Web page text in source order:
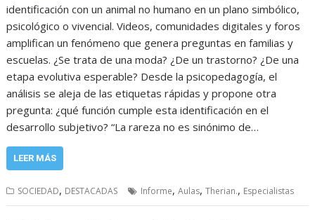
identificación con un animal no humano en un plano simbólico,
psicológico o vivencial. Videos, comunidades digitales y foros
amplifican un fenómeno que genera preguntas en familias y
escuelas. ¿Se trata de una moda? ¿De un trastorno? ¿De una
etapa evolutiva esperable? Desde la psicopedagogía, el
análisis se aleja de las etiquetas rápidas y propone otra
pregunta: ¿qué función cumple esta identificación en el
desarrollo subjetivo? “La rareza no es sinónimo de…
LEER MÁS
SOCIEDAD, DESTACADAS Informe,Aulas,Therian., Especialistas